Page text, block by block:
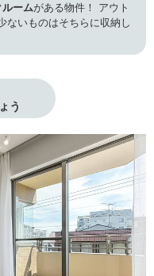
ームがある物件！ アウト
ないものはそちらに収納し
う